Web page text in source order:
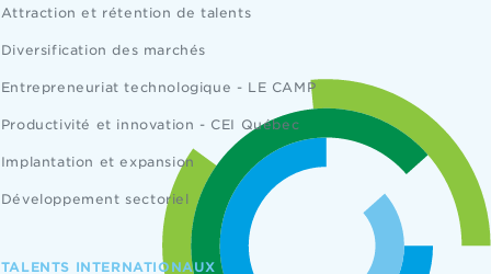
Attraction et rétention de talents
Diversification des marchés
Entrepreneuriat technologique - LE CAMP
Productivité et innovation - CEI Québec
Implantation et expansion
Développement sectoriel
TALENTS INTERNATIONAUX